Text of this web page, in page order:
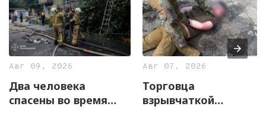
Авг 09, 2026
Два человека
спасены во время
Авг 07, 2026
Торговца
взрывчаткой